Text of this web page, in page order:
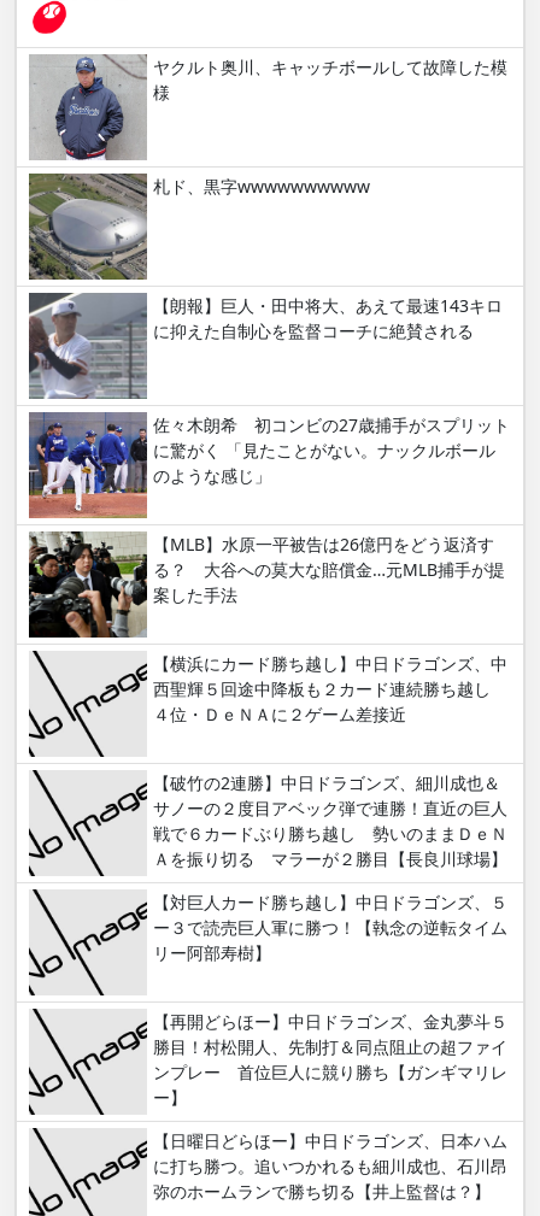
ヤクルト奥川、キャッチボールして故障した模
様
札ド、黒字wwwwwwwwww
【朗報】巨人・田中将大、あえて最速143キロ
に抑えた自制心を監督コーチに絶賛される
佐々木朗希 初コンビの27歳捕手がスプリット
に驚がく 「見たことがない。ナックルボール
のような感じ」
【MLB】水原一平被告は26億円をどう返済す
る？ 大谷への莫大な賠償金…元MLB捕手が提
案した手法
【横浜にカード勝ち越し】中日ドラゴンズ、中
西聖輝５回途中降板も２カード連続勝ち越し
４位・ＤｅＮＡに２ゲーム差接近
【破竹の2連勝】中日ドラゴンズ、細川成也＆
サノーの２度目アベック弾で連勝！直近の巨人
戦で６カードぶり勝ち越し 勢いのままＤｅＮ
Ａを振り切る マラーが２勝目【長良川球場】
【対巨人カード勝ち越し】中日ドラゴンズ、５
ー３で読売巨人軍に勝つ！【執念の逆転タイム
リー阿部寿樹】
【再開どらほー】中日ドラゴンズ、金丸夢斗５
勝目！村松開人、先制打＆同点阻止の超ファイ
ンプレー 首位巨人に競り勝ち【ガンギマリレ
ー】
【日曜日どらほー】中日ドラゴンズ、日本ハム
に打ち勝つ。追いつかれるも細川成也、石川昂
弥のホームランで勝ち切る【井上監督は？】